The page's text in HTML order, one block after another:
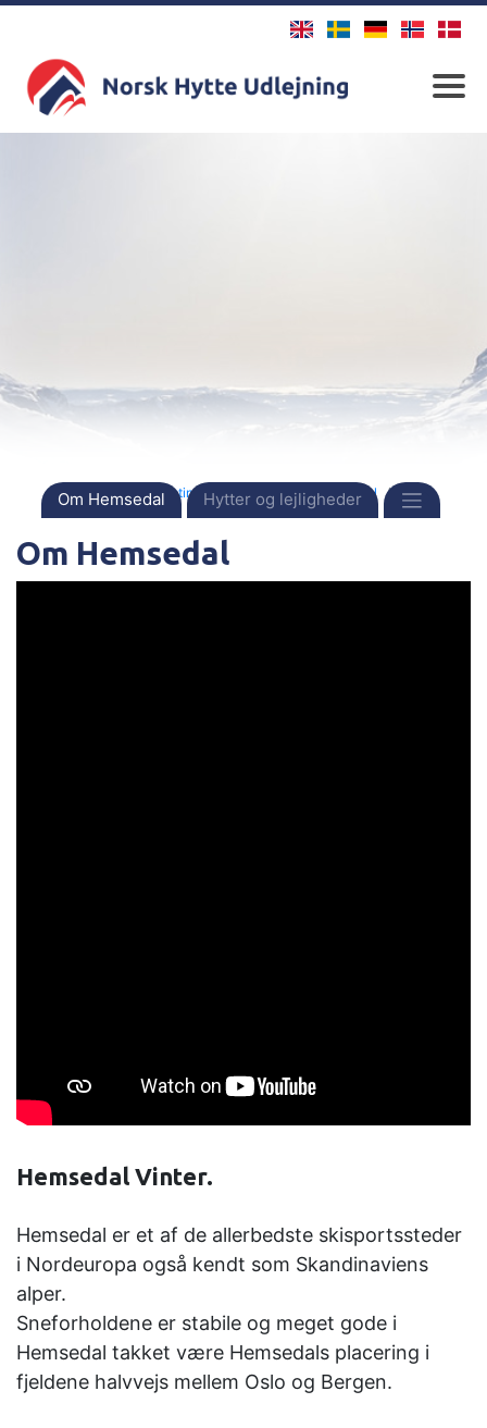
Om Hemsedal Hytter og lejligheder
Forside Destinationer Norge Hemsedal
Om Hemsedal
Hemsedal Vinter.
Hemsedal er et af de allerbedste skisportssteder
i Nordeuropa også kendt som Skandinaviens
alper.
Sneforholdene er stabile og meget gode i
Hemsedal takket være Hemsedals placering i
fjeldene halvvejs mellem Oslo og Bergen.